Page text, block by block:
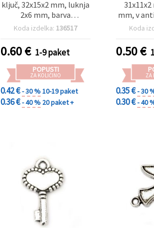
ključ, 32x15x2 mm, luknja
2x6 mm, barva
starinskega srebra – 5
Koda izdelka: 136517
0.60€ 1-9 paket
POPUSTI
ZA KOLIČINO
0.42 €- 30 %10-19 paket
0.36 €- 40 % 20 paket +
mm, v
–
Koda
0.50€
ZA
0.35 €- 30
0.30 €- 40